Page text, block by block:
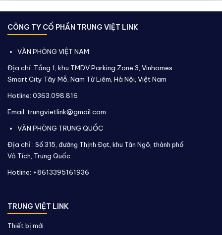
CÔNG TY CỔ PHẦN TRUNG VIỆT LINK
VĂN PHÒNG VIỆT NAM:
Địa chỉ: Tầng 1, khu TMDV Parking Zone 3, Vinhomes
Smart City Tây Mỗ, Nam Từ Liêm, Hà Nội, Việt Nam
Hotline: 0363.098.816
Email: trungvietlink@gmail.com
VĂN PHÒNG TRUNG QUỐC
Địa chỉ : Số 315, đường Thịnh Đạt, khu Tân Ngô, thành phố
Vô Tích, Trung Quốc
Hotline: +8613395161936
TRUNG VIỆT LINK
Thiết bị mới